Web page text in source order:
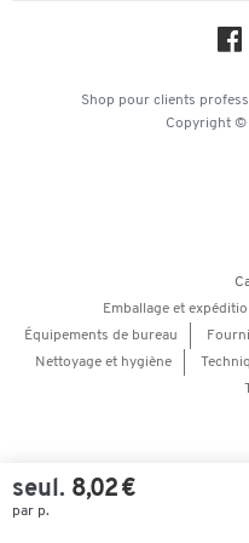
seul. 8,02 €
par p.
Shop pour clients
Copyright ©
Emballage et
Équipements de bureau
Nettoyage et hygiène